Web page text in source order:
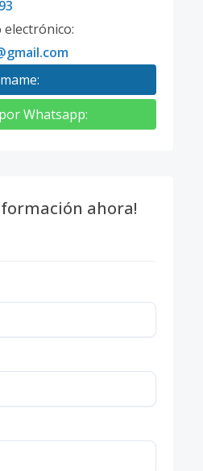
electrónico:
:
Whatsapp:
ahora!